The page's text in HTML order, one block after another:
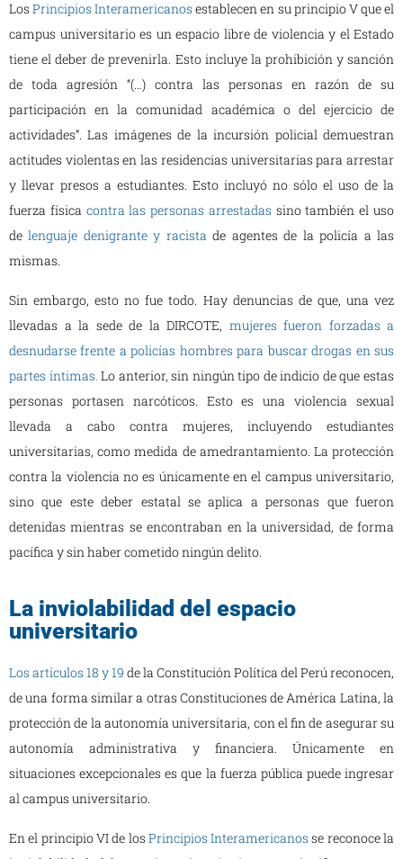
Los Principios Interamericanos establecen en su principio V que el
campus universitario es un espacio libre de violencia y el Estado
tiene el deber de prevenirla. Esto incluye la prohibición y sanción
de toda agresión “(…) contra las personas en razón de su
participación en la comunidad académica o del ejercicio de
actividades”. Las imágenes de la incursión policial demuestran
actitudes violentas en las residencias universitarias para arrestar
y llevar presos a estudiantes. Esto incluyó no sólo el uso de la
fuerza física contra las personas arrestadas sino también el uso
de lenguaje denigrante y racista de agentes de la policía a las
mismas.
Sin embargo, esto no fue todo. Hay denuncias de que, una vez
llevadas a la sede de la DIRCOTE, mujeres fueron forzadas a
desnudarse frente a policías hombres para buscar drogas en sus
partes íntimas.Lo anterior, sin ningún tipo de indicio de que estas
personas portasen narcóticos. Esto es una violencia sexual
llevada a cabo contra mujeres, incluyendo estudiantes
universitarias, como medida de amedrantamiento. La protección
contra la violencia no es únicamente en el campus universitario,
sino que este deber estatal se aplica a personas que fueron
detenidas mientras se encontraban en la universidad, de forma
pacífica y sin haber cometido ningún delito.
La inviolabilidad del espacio
universitario
Los artículos 18 y 19 de la Constitución Política del Perú reconocen,
de una forma similar a otras Constituciones de América Latina, la
protección de la autonomía universitaria, con el fin de asegurar su
autonomía administrativa y financiera. Únicamente en
situaciones excepcionales es que la fuerza pública puede ingresar
al campus universitario.
En el principio VI de los Principios Interamericanos se reconoce la